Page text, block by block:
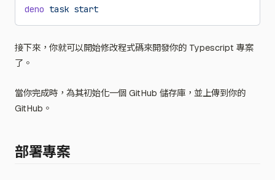
deno task start
接下來，你就可以開始修改程式碼來開發你的 Typescript 專案
了。
當你完成時，為其初始化一個 GitHub 儲存庫，並上傳到你的
GitHub。
部署專案